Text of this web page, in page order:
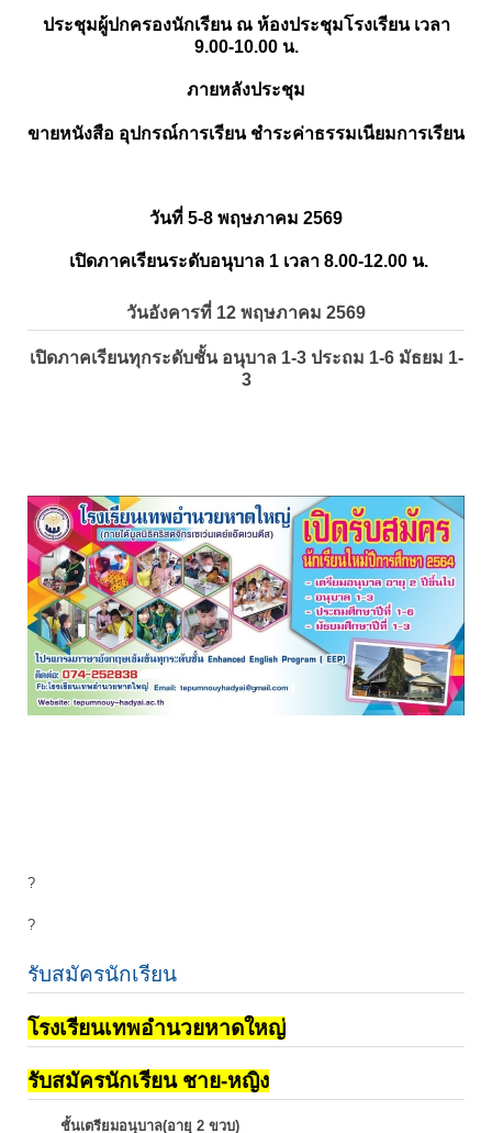
ประชุมผู้ปกครองนักเรียน ณ ห้องประชุมโรงเรียน เวลา
9.00-10.00 น.
ภายหลังประชุม
ขายหนังสือ อุปกรณ์การเรียน ชำระค่าธรรมเนียมการเรียน
วันที่ 5-8 พฤษภาคม 2569
เปิดภาคเรียนระดับอนุบาล 1 เวลา 8.00-12.00 น.
วันอังคารที่ 12 พฤษภาคม 2569
เปิดภาคเรียนทุกระดับชั้น อนุบาล 1-3 ประถม 1-6 มัธยม 1-
3
?
?
รับสมัครนักเรียน
โรงเรียนเทพอำนวยหาดใหญ่
รับสมัครนักเรียน ชาย-หญิง
ชั้นเตรียมอนุบาล(อายุ 2 ขวบ)